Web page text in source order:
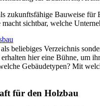
zukunftsfähige Bauweise
sichtbar, welche
beliebiges Verzeichnis
hier eine Bühne, um
Gebäudetypen? Mit
für den Holzbau